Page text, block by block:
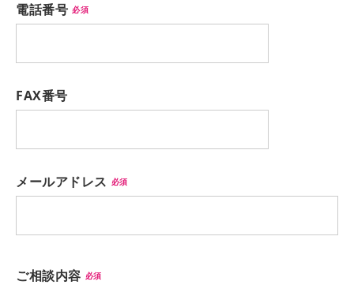
電話番号 必須
FAX番号
メールアドレス 必須
ご相談内容 必須